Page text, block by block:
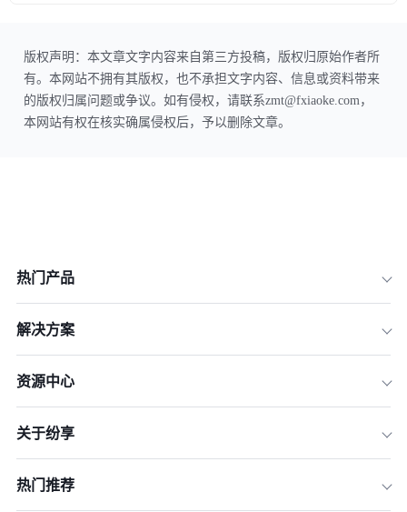
版权声明：本文章文字内容来自第三方投稿，版权归原始作者所
有。本网站不拥有其版权，也不承担文字内容、信息或资料带来
的版权归属问题或争议。如有侵权，请联系zmt@fxiaoke.com，
本网站有权在核实确属侵权后，予以删除文章。
热门产品
解决方案
资源中心
关于纷享
热门推荐